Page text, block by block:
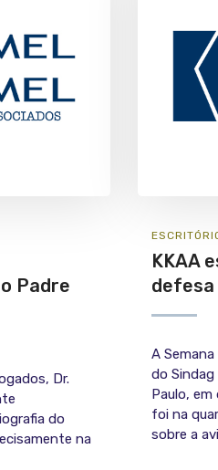
Padre
Dr.
do
na
KKAA
defesa
A
do Sindag
Paulo,
foi na
sobre a